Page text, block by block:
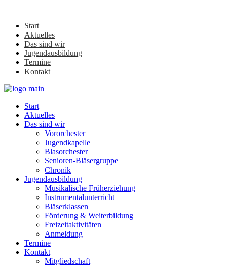
Start
Aktuelles
Das sind wir
Jugendausbildung
Termine
Kontakt
Start
Aktuelles
Das sind wir
Vororchester
Jugendkapelle
Blasorchester
Senioren-Bläsergruppe
Chronik
Jugendausbildung
Musikalische Früherziehung
Instrumentalunterricht
Bläserklassen
Förderung & Weiterbildung
Freizeitaktivitäten
Anmeldung
Termine
Kontakt
Mitgliedschaft